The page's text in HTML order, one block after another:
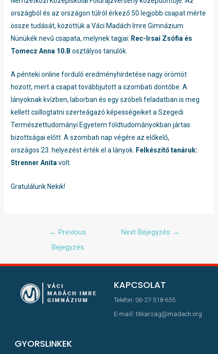
országból és az országon túlról érkező 50 legjobb csapat mérte
össze tudását, közöttük a Váci Madách Imre Gimnázium
Nünükék nevű csapata, melynek tagjai: Rec-Irsai Zsófia és
Tomecz Anna 10.B osztályos tanulók.
A pénteki online forduló eredményhirdetése nagy örömöt
hozott, mert a csapat továbbjutott a szombati döntőbe. A
lányoknak kvízben, laborban és egy szóbeli feladatban is meg
kellett csillogtatni szerteágazó képességeiket a Szegedi
Természettudományi Egyetem földtudományokban jártas
bizottságai előtt. A szombati nap végére az előkelő,
országos 23. helyezést érték el a lányok. Felkészítő tanáruk:
Strenner Anita volt.
Gratulálunk Nekik!
← Previous
Bejegyzés
Next Bejegyzés →
KAPCSOLAT
Telefon: 06-27-518-655
E-maill: titkarsag@madach.org
GYORSLINKEK